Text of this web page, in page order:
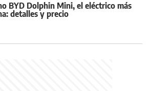
BYD Dolphin Mini, el eléctrico más
detalles y precio